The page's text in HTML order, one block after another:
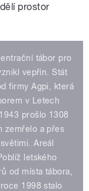
prostor
tábor pro
vepřín. Stát
firmy Agpi, která
v Letech
prošlo 1308
zemřelo a přes
Areál
letského
od místa tábora,
1998 stalo